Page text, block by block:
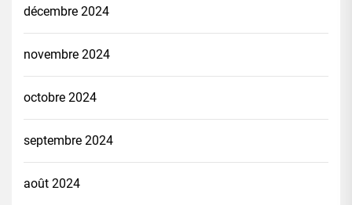
décembre 2024
novembre 2024
octobre 2024
septembre 2024
août 2024